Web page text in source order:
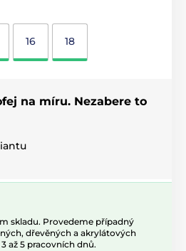
16 18
na míru. Nezabere to
skladu. Provedeme případný
dřevěných a akrylátových
až 5 pracovních dnů.